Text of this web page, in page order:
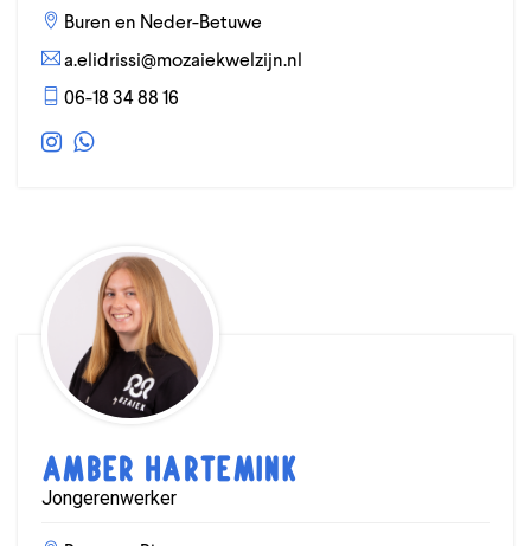
Buren en Neder-Betuwe
a.elidrissi@mozaiekwelzijn.nl
06-18 34 88 16
Amber Hartemink
Jongerenwerker